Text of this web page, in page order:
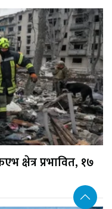
क्षेत्र प्रभावित, १७